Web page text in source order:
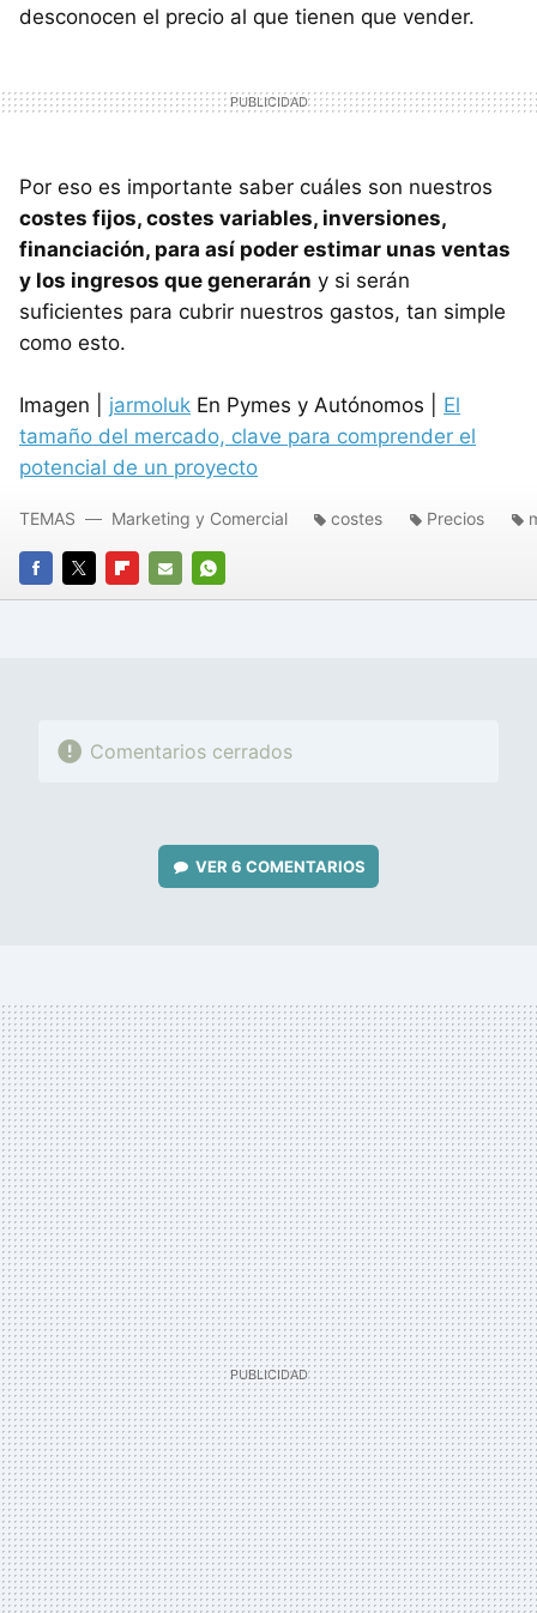
desconocen el precio al que tienen que vender.
Por eso es importante saber cuáles son nuestros
costes fijos, costes variables, inversiones,
financiación, para así poder estimar unas ventas
y los ingresos que generarán y si serán
suficientes para cubrir nuestros gastos, tan simple
como esto.
Imagen | jarmoluk En Pymes y Autónomos | El
tamaño del mercado, clave para comprender el
potencial de un proyecto
FACEBOOK
TWITTERFLIPBOARD
E-
WHATSAPP
TEMAS Marketing y Comercial costes Precios
Comentarios cerrados
VER 6 COMENTARIOS